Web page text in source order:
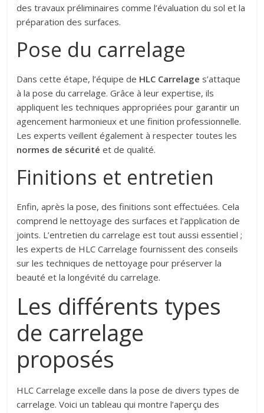
des travaux préliminaires comme l’évaluation du sol et la
préparation des surfaces.
Pose du carrelage
Dans cette étape, l’équipe de HLC Carrelage s’attaque
à la pose du carrelage. Grâce à leur expertise, ils
appliquent les techniques appropriées pour garantir un
agencement harmonieux et une finition professionnelle.
Les experts veillent également à respecter toutes les
normes de sécurité et de qualité.
Finitions et entretien
Enfin, après la pose, des finitions sont effectuées. Cela
comprend le nettoyage des surfaces et l’application de
joints. L’entretien du carrelage est tout aussi essentiel ;
les experts de HLC Carrelage fournissent des conseils
sur les techniques de nettoyage pour préserver la
beauté et la longévité du carrelage.
Les différents types
de carrelage
proposés
HLC Carrelage excelle dans la pose de divers types de
carrelage. Voici un tableau qui montre l’aperçu des